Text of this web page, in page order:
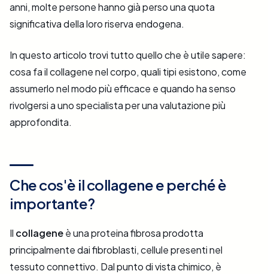
anni, molte persone hanno già perso una quota
significativa della loro riserva endogena.
In questo articolo trovi tutto quello che è utile sapere:
cosa fa il collagene nel corpo, quali tipi esistono, come
assumerlo nel modo più efficace e quando ha senso
rivolgersi a uno specialista per una valutazione più
approfondita.
Che cos'è il collagene e perché è
importante?
Il collageneè una proteina fibrosa prodotta
principalmente dai fibroblasti, cellule presenti nel
tessuto connettivo. Dal punto di vista chimico, è